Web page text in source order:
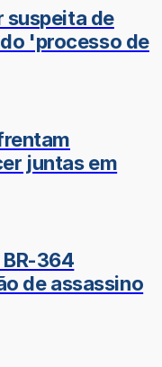
suspeita de
'processo de
juntas em
364
de assassino